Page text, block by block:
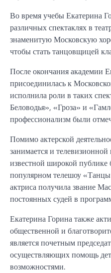
Во время учебы Екатерина
различных спектаклях в
знаменитую Московскую
чтобы стать танцовщицей
После окончания академии
присоединилась к
исполнила роли в таких
Беловодья», «Гроза» и
профессионализм были
Помимо актерской
занимается и
известной широкой публике
популярном телешоу
актриса получила звание
постоянных судей в
Екатерина Горина также
общественной и
является почетным
осуществляющих помощь
возможностями.